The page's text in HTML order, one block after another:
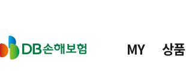
D
B
MY 상품